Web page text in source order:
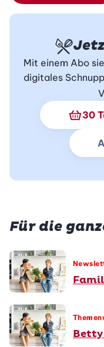
Mit einem Abo
digitales
30
Für die